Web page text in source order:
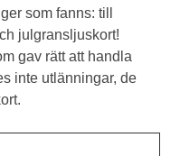
som fanns: till
julgransljuskort!
gav rätt att handla
inte utlänningar, de